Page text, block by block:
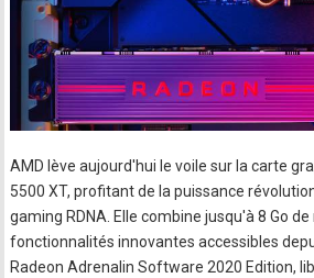
AMD lève aujourd'hui le voile sur la carte
5500 XT, profitant de la puissance
gaming RDNA. Elle combine jusqu'à 8 Go
fonctionnalités innovantes accessibles
Radeon Adrenalin Software 2020 Edition,